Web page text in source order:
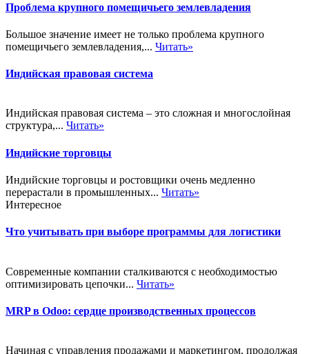
Проблема крупного помещичьего землевладения
Большое значение имеет не только проблема крупного
помещичьего землевладения,... Читать»
Индийская правовая система
Индийская правовая система – это сложная и многослойная
структура,... Читать»
Индийские торговцы
Индийские торговцы и ростовщики очень медленно
перерастали в промышленных... Читать»
Интересное
Что учитывать при выборе программы для логистики
Современные компании сталкиваются с необходимостью
оптимизировать цепочки... Читать»
MRP в Odoo: сердце производственных процессов
Начиная с управления продажами и маркетингом, продолжая